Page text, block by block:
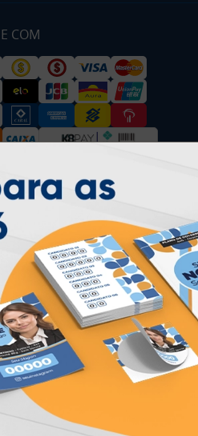
COM
a prazo poderão ter acréscimo.
sujeita a emissão de acordo com prestador de
legislação pertinente.
LTDA | CNPJ: 28.045.354/0002-52
os direitos reservados.